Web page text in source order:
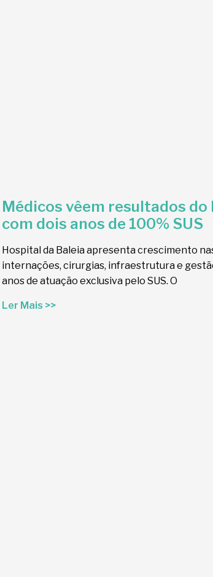
Médicos vêem resultados do
com dois anos de 100% SUS
Hospital da Baleia apresenta crescimento
internações, cirurgias, infraestrutura e
anos de atuação exclusiva pelo SUS. O
Ler Mais >>